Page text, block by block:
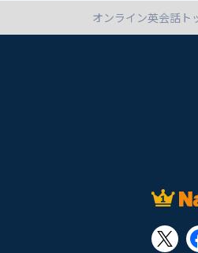
オンライン英会話ト